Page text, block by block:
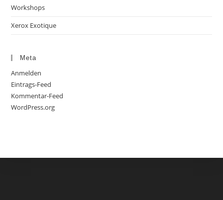
Workshops
Xerox Exotique
Meta
Anmelden
Eintrags-Feed
Kommentar-Feed
WordPress.org